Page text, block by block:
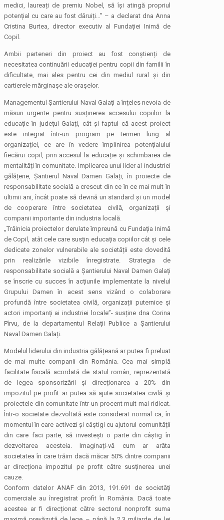
medici, laureați de premiu Nobel, să își atingă propriul
potențial cu care au fost dăruiți…” – a declarat dna Anna
Cristina Burtea, director executiv al Fundației Inimă de
Copil.
Ambii parteneri din proiect au fost conștienți de
necesitatea continuării educației pentru copii din familii în
dificultate, mai ales pentru cei din mediul rural și din
cartierele mărginașe ale orașelor.
Managementul Șantierului Naval Galați a înțeles nevoia de
măsuri urgente pentru susținerea accesului copiilor la
educație în județul Galați, cât și faptul că acest proiect
este integrat într-un program pe termen lung al
organizației, ce are în vedere împlinirea potențialului
fiecărui copil, prin accesul la educație și schimbarea de
mentalități în comunitate. Implicarea unui lider al industriei
gălățene, Șantierul Naval Damen Galați, în proiecte de
responsabilitate socială a crescut din ce în ce mai mult în
ultimii ani, încât poate să devină un standard și un model
de cooperare între societatea civilă, organizații și
companii importante din industria locală.
„Trăinicia proiectelor derulate împreună cu Fundația Inimă
de Copil, atât cele care susțin educația copiilor cât și cele
dedicate zonelor vulnerabile ale societății este dovedită
prin realizările vizibile înregistrate. Strategia de
responsabilitate socială a Șantierului Naval Damen Galați
se înscrie cu succes în acțiunile implementate la nivelul
Grupului Damen în acest sens vizând o colaborare
profundă între societatea civilă, organizații puternice și
actori importanți ai industriei locale”- susține dna Corina
Pîrvu, de la departamentul Relații Publice a Șantierului
Naval Damen Galați.
Modelul liderului din industria gălățeană ar putea fi preluat
de mai multe companii din România. Cea mai simplă
facilitate fiscală acordată de statul român, reprezentată
de legea sponsorizării și direcționarea a 20% din
impozitul pe profit ar putea să ajute societatea civilă și
proiectele din comunitate într-un procent mult mai ridicat.
Într-o societate dezvoltată este considerat normal ca, în
momentul în care activezi și câștigi cu ajutorul comunității
din care faci parte, să investești o parte din câștig în
dezvoltarea acesteia. Imaginați-vă cum ar arăta
societatea în care trăim dacă măcar 50% dintre companii
ar direcționa impozitul pe profit către susținerea unei
cauze.
Conform datelor ANAF din 2013, 191.691 de societăți
comerciale au înregistrat profit în România. Dacă toate
acestea ar fi direcționat către sectorul nonprofit suma